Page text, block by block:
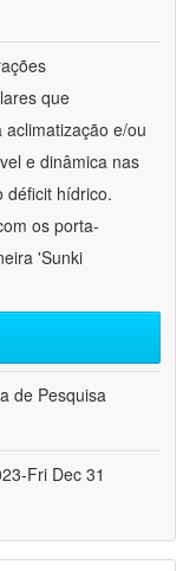
que
e/ou
e dinâmica nas
déficit hídrico.
os porta-
'Sunki
de Pesquisa
Fri Dec 31